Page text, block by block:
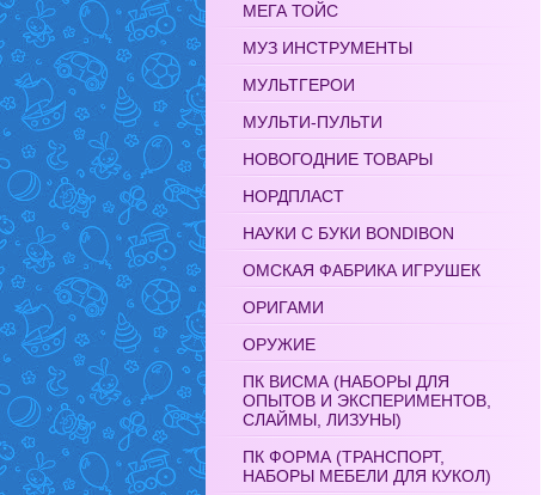
МЕГА ТОЙС
МУЗ ИНСТРУМЕНТЫ
МУЛЬТГЕРОИ
МУЛЬТИ-ПУЛЬТИ
НОВОГОДНИЕ ТОВАРЫ
НОРДПЛАСТ
НАУКИ С БУКИ BONDIBON
ОМСКАЯ ФАБРИКА ИГРУШЕК
ОРИГАМИ
ОРУЖИЕ
ПК ВИСМА (НАБОРЫ ДЛЯ
ОПЫТОВ И ЭКСПЕРИМЕНТОВ,
СЛАЙМЫ, ЛИЗУНЫ)
ПК ФОРМА (ТРАНСПОРТ,
НАБОРЫ МЕБЕЛИ ДЛЯ КУКОЛ)